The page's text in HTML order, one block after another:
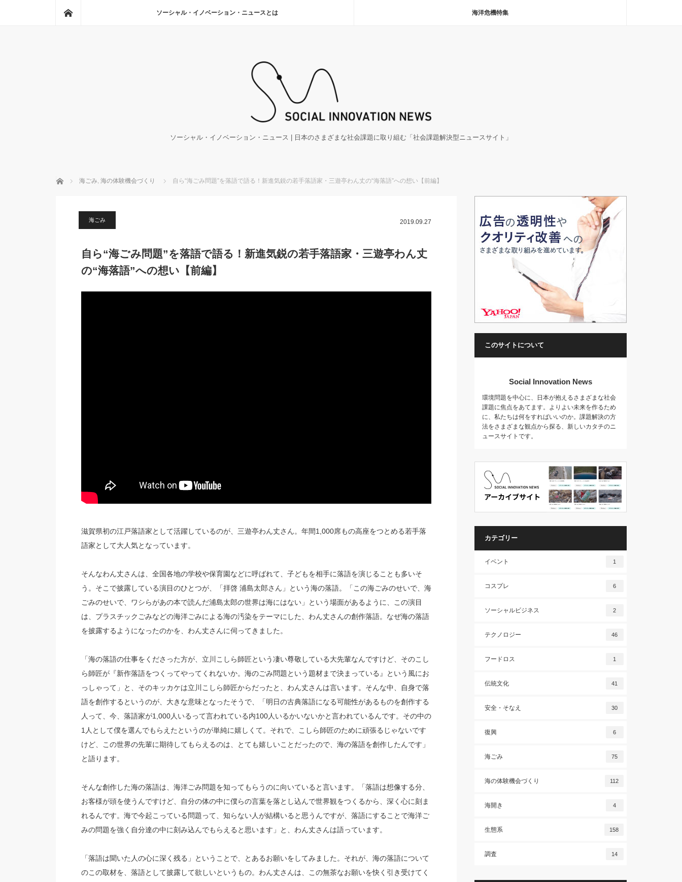
ソーシャル・イノベーション・ニュースとは 海洋危機特集
ソーシャル・イノベーション・ニュース | 日本のさまざまな社会課題に取り組む「社会課題解決型ニュースサイト」
ホーム 海ごみ, 海の体験機会づくり 自ら“海ごみ問題”を落語で語る！新進気鋭の若手落語家・三遊亭わん丈の“海落語”への想い【前編】
海ごみ 2019.09.27
自ら“海ごみ問題”を落語で語る！新進気鋭の若手落語家・三遊亭わん丈
の“海落語”への想い【前編】
滋賀県初の江戸落語家として活躍しているのが、三遊亭わん丈さん。年間1,000席もの高座をつとめる若手落
語家として大人気となっています。
そんなわん丈さんは、全国各地の学校や保育園などに呼ばれて、子どもを相手に落語を演じることも多いそ
う。そこで披露している演目のひとつが、「拝啓 浦島太郎さん」という海の落語。「この海ごみのせいで、海
ごみのせいで、ワシらがあの本で読んだ浦島太郎の世界は海にはない」という場面があるように、この演目
は、プラスチックごみなどの海洋ごみによる海の汚染をテーマにした、わん丈さんの創作落語。なぜ海の落語
を披露するようになったのかを、わん丈さんに伺ってきました。
「海の落語の仕事をくださった方が、立川こしら師匠という凄い尊敬している大先輩なんですけど、そのこし
ら師匠が『新作落語をつくってやってくれないか。海のごみ問題という題材まで決まっている』という風にお
っしゃって」と、そのキッカケは立川こしら師匠からだったと、わん丈さんは言います。そんな中、自身で落
語を創作するというのが、大きな意味となったそうで、「明日の古典落語になる可能性があるものを創作する
人って、今、落語家が1,000人いるって言われている内100人いるかいないかと言われているんです。その中の
1人として僕を選んでもらえたというのが単純に嬉しくて。それで、こしら師匠のために頑張るじゃないです
けど、この世界の先輩に期待してもらえるのは、とても嬉しいことだったので、海の落語を創作したんです」
と語ります。
そんな創作した海の落語は、海洋ごみ問題を知ってもらうのに向いていると言います。「落語は想像する分、
お客様が頭を使うんですけど、自分の体の中に僕らの言葉を落とし込んで世界観をつくるから、深く心に刻ま
れるんです。海で今起こっている問題って、知らない人が結構いると思うんですが、落語にすることで海洋ご
みの問題を強く自分達の中に刻み込んでもらえると思います」と、わん丈さんは語っています。
「落語は聞いた人の心に深く残る」ということで、とあるお願いをしてみました。それが、海の落語について
のこの取材を、落語として披露して欲しいというもの。わん丈さんは、この無茶なお願いを快く引き受けてく
このサイトについて
Social Innovation News
環境問題を中心に、日本が抱えるさまざまな社会
課題に焦点をあてます。よりよい未来を作るため
に、私たちは何をすればいいのか。課題解決の方
法をさまざまな観点から探る、新しいカタチのニ
ュースサイトです。
カテゴリー
イベント 1
コスプレ 6
ソーシャルビジネス 2
テクノロジー 46
フードロス 1
伝統文化 41
安全・そなえ 30
復興 6
海ごみ 75
海の体験機会づくり 112
海開き 4
生態系 158
調査 14